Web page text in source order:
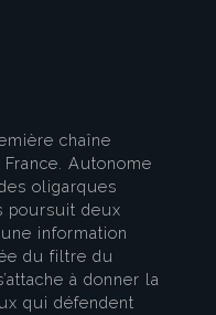
chaîne
Autonome
oligarques
poursuit deux
information
du filtre du
à donner la
qui défendent